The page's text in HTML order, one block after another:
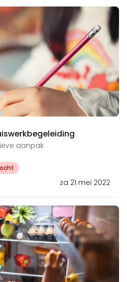
aanpak
za 21 mei 2022